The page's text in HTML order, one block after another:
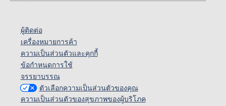
ผู้ติดต่อ
เครื่องหมายการค้า
ความเป็นส่วนตัวและคุกกี้
ข้อกำหนดการใช้
จรรยาบรรณ
ตัวเลือกความเป็นส่วนตัวของคุณ
ความเป็นส่วนตัวของสุขภาพของผู้บริโภค